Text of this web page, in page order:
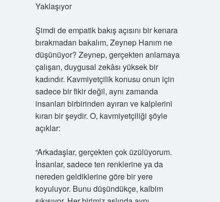
Yaklaşıyor
Şimdi de empatik bakış açısını bir kenara
bırakmadan bakalım, Zeynep Hanım ne
düşünüyor? Zeynep, gerçekten anlamaya
çalışan, duygusal zekâsı yüksek bir
kadındır. Kavmiyetçilik konusu onun için
sadece bir fikir değil, aynı zamanda
insanları birbirinden ayıran ve kalplerini
kıran bir şeydir. O, kavmiyetçiliği şöyle
açıklar:
“Arkadaşlar, gerçekten çok üzülüyorum.
İnsanlar, sadece ten renklerine ya da
nereden geldiklerine göre bir yere
koyuluyor. Bunu düşündükçe, kalbim